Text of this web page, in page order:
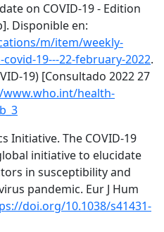
on COVID-19 - Edition
Disponible en:
m/item/weekly-
19---22-february-2022.
19) [Consultado 2022 27
health-
Initiative. The COVID-19
initiative to elucidate
in susceptibility and
pandemic. Eur J Hum
doi.org/10.1038/s41431-